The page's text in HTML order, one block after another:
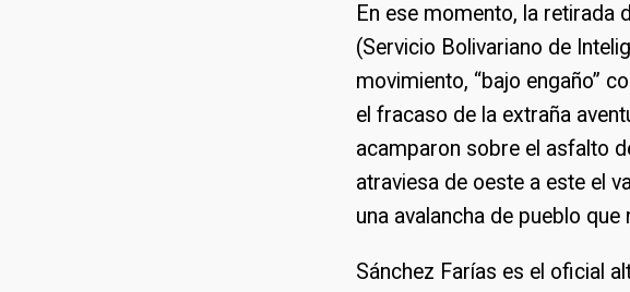
En ese momento, la retirada
(Servicio Bolivariano de
movimiento, “bajo engaño”
el fracaso de la extraña
acamparon sobre el asfalto
atraviesa de oeste a este el
una avalancha de pueblo que
Sánchez Farías es el oficial